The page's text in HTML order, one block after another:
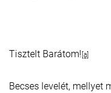
Tisztelt Barátom! [a]
Becses levelét, mellyet